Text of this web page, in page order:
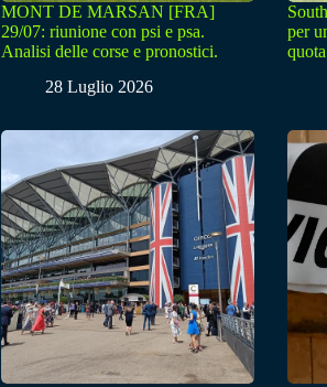
MONT DE MARSAN [FRA]
29/07: riunione con psi e psa.
Analisi delle corse e pronostici.
28 Luglio 2026
per